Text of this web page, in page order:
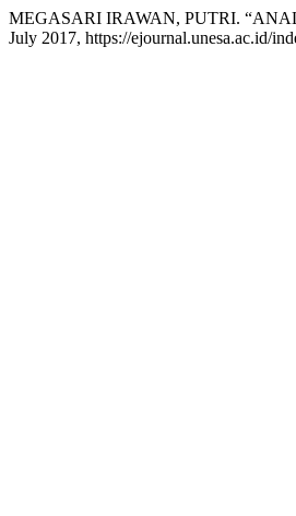
MEGASARI IRAWAN, PUTRI.
July 2017, https://ejournal.unesa.ac.id/